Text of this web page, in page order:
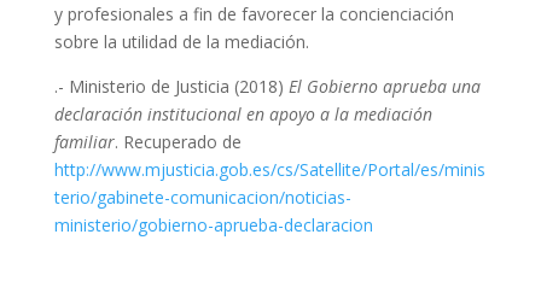
y profesionales a fin de favorecer la concienciación
sobre la utilidad de la mediación.
.- Ministerio de Justicia (2018) El Gobierno aprueba una
declaración institucional en apoyo a la mediación
familiar. Recuperado de
http://www.mjusticia.gob.es/cs/Satellite/Portal/es/minis
terio/gabinete-comunicacion/noticias-
ministerio/gobierno-aprueba-declaracion